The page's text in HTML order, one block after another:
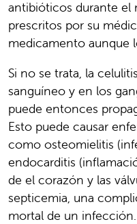
antibióticos durante el
prescritos por su
medicamento aunque
Si no se trata, la
sanguíneo y en los
puede entonces
Esto puede causar
como osteomielitis
endocarditis
de el corazón y las
septicemia, una
mortal de un infección.